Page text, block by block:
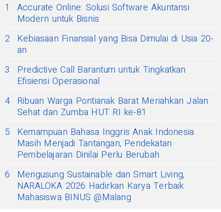
1
Accurate Online: Solusi Software Akuntansi
Modern untuk Bisnis
2
Kebiasaan Finansial yang Bisa Dimulai di Usia 20-
an
3
Predictive Call Barantum untuk Tingkatkan
Efisiensi Operasional
4 Ribuan Warga Pontianak Barat Meriahkan Jalan
Sehat dan Zumba HUT RI ke-81
5
Kemampuan Bahasa Inggris Anak Indonesia
Masih Menjadi Tantangan, Pendekatan
Pembelajaran Dinilai Perlu Berubah
6
Mengusung Sustainable dan Smart Living,
NARALOKA 2026 Hadirkan Karya Terbaik
Mahasiswa BINUS @Malang